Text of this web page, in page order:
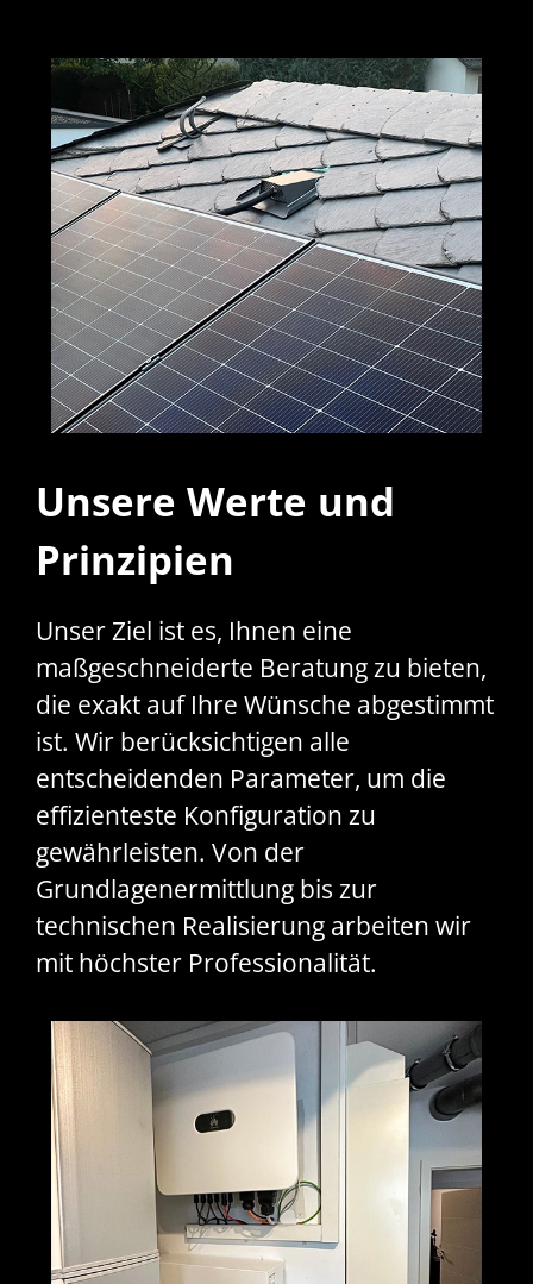
Unsere Werte und
Prinzipien
Unser Ziel ist es, Ihnen eine
maßgeschneiderte Beratung zu bieten,
die exakt auf Ihre Wünsche abgestimmt
ist. Wir berücksichtigen alle
entscheidenden Parameter, um die
effizienteste Konfiguration zu
gewährleisten. Von der
Grundlagenermittlung bis zur
technischen Realisierung arbeiten wir
mit höchster Professionalität.